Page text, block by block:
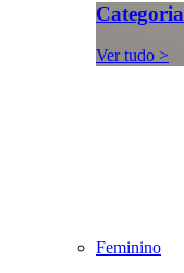
Categoria
Ver tudo >
Feminino